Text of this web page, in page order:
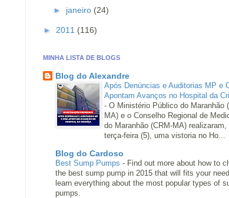
► janeiro (24)
► 2011 (116)
MINHA LISTA DE BLOGS
Blog do Alexandre
Após Denúncias e Auditorias MP e
Apontam Avanços no Hospital da
- O Ministério Público do Maranhão
MA) e o Conselho Regional de
do Maranhão (CRM-MA) realizaram,
terça-feira (5), uma vistoria no Ho...
Blog do Cardoso
Best Sump Pumps - Find out more about how to
the best sump pump in 2015 that will fits your
learn everything about the most popular types of
pumps.